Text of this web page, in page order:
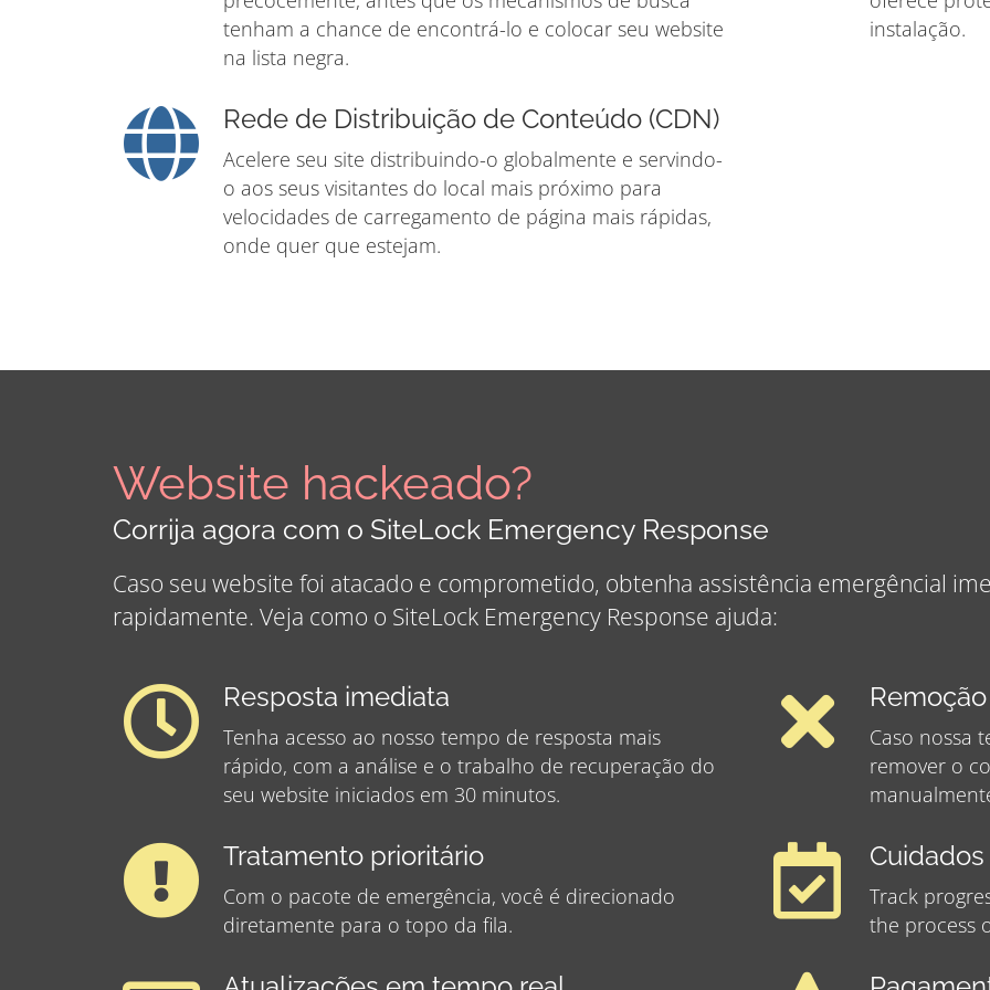
tenham a chance de encontrá-lo e colocar seu website
na lista negra.
instalação.
Rede de Distribuição de Conteúdo (CDN)
Acelere seu site distribuindo-o globalmente e servindo-
o aos seus visitantes do local mais próximo para
velocidades de carregamento de página mais rápidas,
onde quer que estejam.
Website hackeado?
Corrija agora com o SiteLock Emergency Response
Caso seu website foi atacado e comprometido, obtenha assistência emergêncial
rapidamente. Veja como o SiteLock Emergency Response ajuda:
Resposta imediata
Tenha acesso ao nosso tempo de resposta mais
rápido, com a análise e o trabalho de recuperação do
seu website iniciados em 30 minutos.
Caso nossa
remover o
Tratamento prioritário
Com o pacote de emergência, você é direcionado
diretamente para o topo da fila.
Track
the process